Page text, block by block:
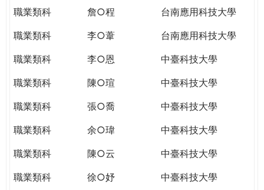
職業類科
詹○程
台南應用科技大學
職業類科
李○葦
台南應用科技大學
職業類科
李○恩
中臺科技大學
職業類科
陳○瑄
中臺科技大學
職業類科
張○喬
中臺科技大學
職業類科
余○瑋
中臺科技大學
職業類科
陳○云
中臺科技大學
職業類科
徐○妤
中臺科技大學